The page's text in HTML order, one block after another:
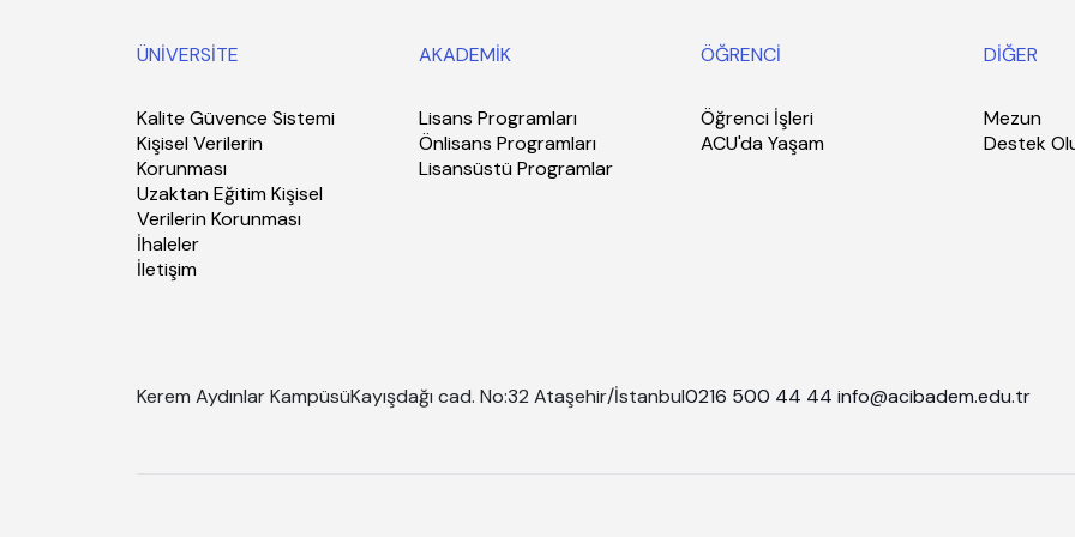
ÜNİVERSİTE
Kalite Güvence Sistemi
Kişisel Verilerin
Korunması
Uzaktan Eğitim Kişisel
Verilerin Korunması
İhaleler
İletişim
AKADEMİK
Lisans Programları
Önlisans Programları
Lisansüstü Programlar
ÖĞRENCİ
Öğrenci İşleri
ACU'da Yaşam
DİĞER
Mezun
Destek
Kerem Aydınlar KampüsüKayışdağı cad. No:32 Ataşehir/İstanbul0216 500 44 44 info@acibadem.edu.tr